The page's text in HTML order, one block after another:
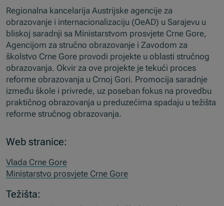
Regionalna kancelarija Austrijske agencije za
obrazovanje i internacionalizaciju (OeAD) u Sarajevu u
bliskoj saradnji sa Ministarstvom prosvjete Crne Gore,
Agencijom za stručno obrazovanje i Zavodom za
školstvo Crne Gore provodi projekte u oblasti stručnog
obrazovanja. Okvir za ove projekte je tekući proces
reforme obrazovanja u Crnoj Gori. Promocija saradnje
između škole i privrede, uz poseban fokus na provedbu
praktičnog obrazovanja u preduzećima spadaju u težišta
reforme stručnog obrazovanja.
Web stranice:
Vlada Crne Gore
Ministarstvo prosvjete Crne Gore
Težišta: